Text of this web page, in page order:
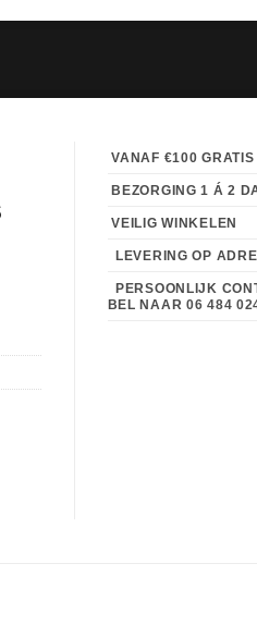
VANAF €100
BEZORGING 1 Á 2
VEILIG WINKELEN
LEVERING OP
PERSOONLIJK
BEL NAAR 06 484